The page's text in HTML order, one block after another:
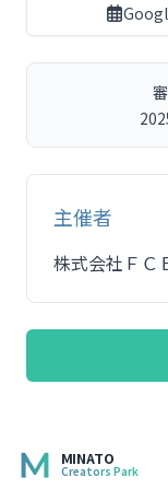
主催者
株式会社ＦＣ
MINATO
Creators Park